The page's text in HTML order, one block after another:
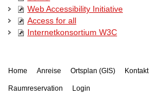
Web Accessibility Initiative
Access for all
Internetkonsortium W3C
Home Anreise Ortsplan (GIS) Kontakt
Raumreservation Login